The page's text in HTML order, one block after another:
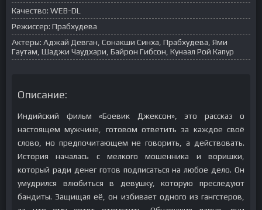
Качество: WEB-DL
Режиссер: Прабхудева
Актеры: Аджай Девган, Сонакши Синха, Прабхудева, Ями
Гаутам, Шаджи Чаудхари, Байрон Гибсон, Кунаал Рой Капур
Описание:
Индийский фильм «Боевик Джексон», это рассказ о
настоящем мужчине, готовом ответить за каждое своё
слово, но предпочитающем не говорить, а действовать.
История началась с мелкого мошенника и воришки,
который ради денег готов подписаться на любое дело. Он
умудрился влюбиться в девушку, которую преследуют
бандиты. Защищая её, он избивает одного из гангстеров,